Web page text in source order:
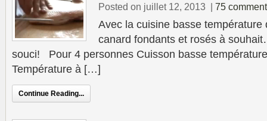
Posted on juillet 12, 2013 | 75
Avec la cuisine basse
canard fondants et rosés à
souci! Pour 4 personnes Cuisson basse
Température à […]
Continue Reading...